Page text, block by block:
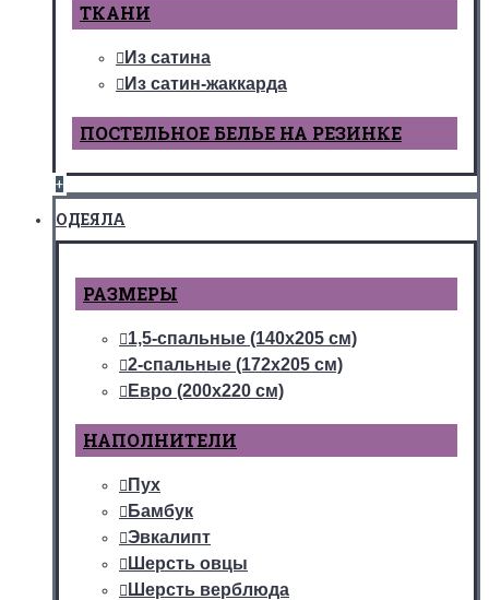
ТКАНИ
Из сатина
Из сатин-жаккарда
ПОСТЕЛЬНОЕ БЕЛЬЕ НА РЕЗИНКЕ
+
ОДЕЯЛА
РАЗМЕРЫ
1,5-спальные (140х205 см)
2-спальные (172х205 см)
Евро (200х220 см)
НАПОЛНИТЕЛИ
Пух
Бамбук
Эвкалипт
Шерсть овцы
Шерсть верблюда